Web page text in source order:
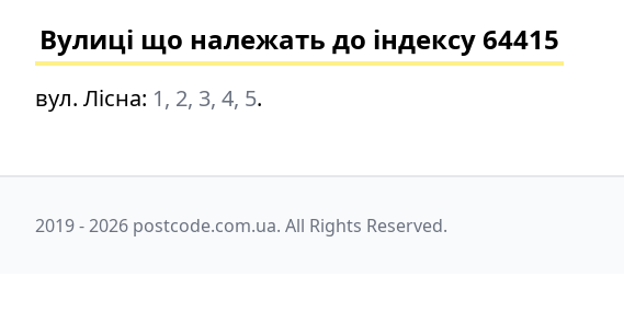
Вулиці що належать до індексу 64415
вул. Лісна: 1, 2, 3, 4, 5.
2019 - 2026 postcode.com.ua. All Rights Reserved.